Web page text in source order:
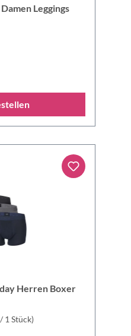
Leggings
Herren Boxer
1 Stück)